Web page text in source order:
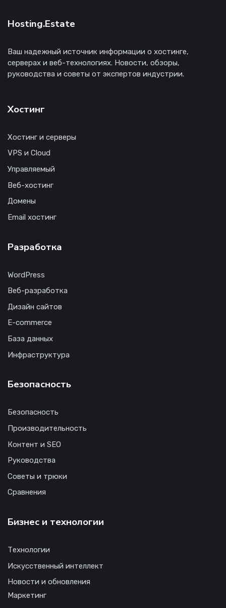
Hosting.Estate
Ваш надежный источник информации о хостинге,
серверах и веб-технологиях. Новости, обзоры,
руководства и советы от экспертов индустрии.
Хостинг
Хостинг и серверы
VPS и Cloud
Управляемый
Веб-хостинг
Домены
Email хостинг
Разработка
WordPress
Веб-разработка
Дизайн сайтов
E-commerce
База данных
Инфраструктура
Безопасность
Безопасность
Производительность
Контент и SEO
Руководства
Советы и трюки
Сравнения
Бизнес и технологии
Технологии
Искусственный интеллект
Новости и обновления
Маркетинг